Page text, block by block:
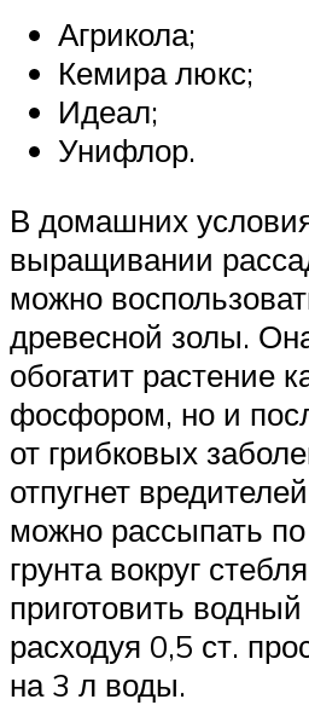
Агрикола;
Кемира люкс;
Идеал;
Унифлор.
В домашних
выращивании
можно
древесной золы.
обогатит растение
фосфором, но и
от грибковых
отпугнет
можно рассыпать
грунта вокруг
приготовить водный
расходуя 0,5 ст.
на 3 л воды.